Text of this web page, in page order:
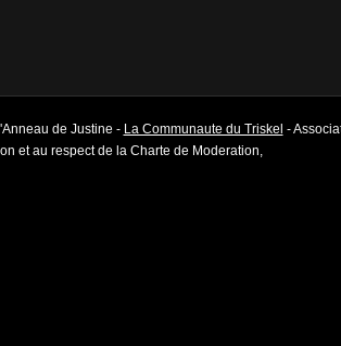
de Justine - La Communaute du Triskel -
et au respect de la Charte de Moderation,